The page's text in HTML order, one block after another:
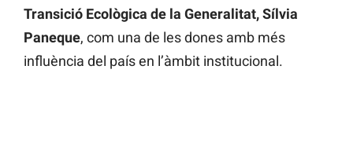
Transició Ecològica de la Generalitat, Sílvia
Paneque, com una de les dones amb més
influència del país en l’àmbit institucional.